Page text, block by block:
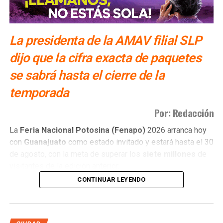
La presidenta de la AMAV filial SLP
dijo que la cifra exacta de paquetes
se sabrá hasta el cierre de la
temporada
Por: Redacción
La Feria Nacional Potosina (Fenapo)2026 arranca hoy
con Guanajuato como estado invitado y estará hasta el 30
Daniela Alejandra Alonso Barrón, presidenta de la
CONTINUAR LEYENDO